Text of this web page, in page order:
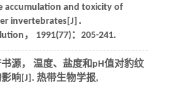
accumulation and toxicity of
invertebrates[J]．
， 1991(77)：205-241.
源， 温度、盐度和pH值对豹纹
响[J]. 热带生物学报,